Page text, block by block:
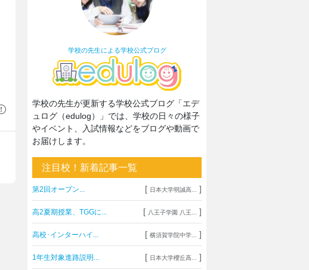
学校の先生による学校公式ブログ
学校の先生が更新する学校公式ブログ「エデ
ュログ（edulog）」では、学校の日々の様子
やイベント、入試情報などをブログや動画で
お届けします。
注目校！新着記事一覧
第2回オープン... [ 日本大学明誠高... ]
高2夏期授業、TGGに... [ 八王子学園 八王... ]
高校･インターハイ... [ 横須賀学院中学... ]
1年生対象進路説明... [ 日本大学櫻丘高... ]